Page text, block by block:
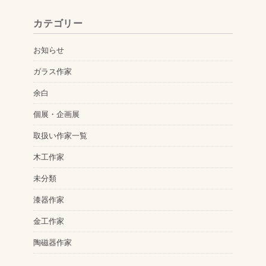
イ
カテゴリー
お知らせ
ガラス作家
余白
個展・企画展
取扱い作家一覧
木工作家
未分類
漆器作家
金工作家
陶磁器作家